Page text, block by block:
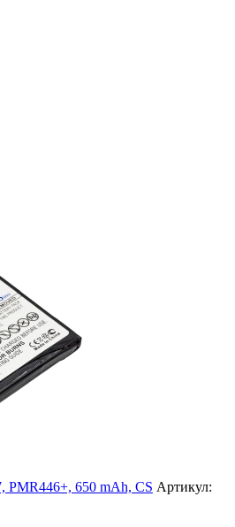
PMR446+, 650 mAh, CS Артикул: